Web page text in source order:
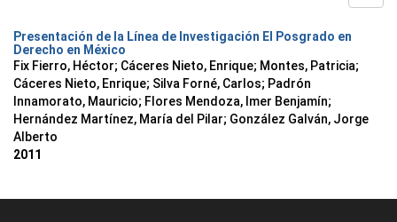
Presentación de la Línea de Investigación El Posgrado en
Derecho en México
Fix Fierro, Héctor; Cáceres Nieto, Enrique; Montes, Patricia;
Cáceres Nieto, Enrique; Silva Forné, Carlos; Padrón
Innamorato, Mauricio; Flores Mendoza, Imer Benjamín;
Hernández Martínez, María del Pilar; González Galván, Jorge
Alberto
2011